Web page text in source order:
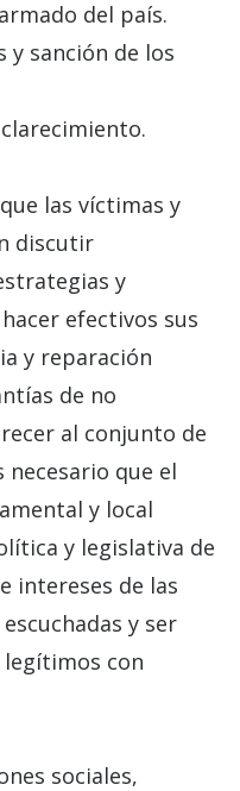
del país.
y sanción de los
las víctimas y
discutir
y
efectivos sus
y reparación
de no
al conjunto de
necesario que el
y local
y legislativa de
intereses de las
y ser
con
sociales,